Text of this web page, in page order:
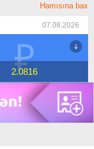
Hamısına bax
07.08.2026
₽
2.0816